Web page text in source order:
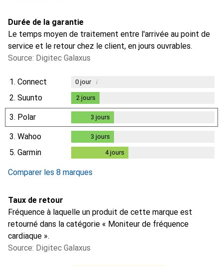
Durée de la garantie
Le temps moyen de traitement entre l'arrivée au point de
service et le retour chez le client, en jours ouvrables.
Source: Digitec Galaxus
1. Connect 0jour i
2. Suunto 2 jours
3. Polar 3 jours
3. Wahoo 3 jours
5. Garmin 4jours
Comparer les 8 marques
Taux de retour
Fréquence à laquelle un produit de cette marque est
retourné dans la catégorie « Moniteur de fréquence
cardiaque ».
Source: Digitec Galaxus